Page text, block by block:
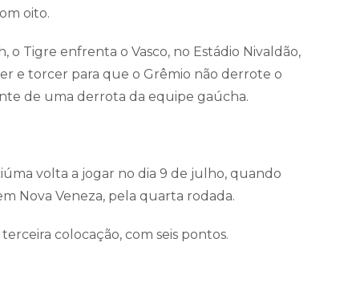
oito.
o Tigre enfrenta o Vasco, no Estádio Nivaldão,
e torcer para que o Grêmio não derrote o
de uma derrota da equipe gaúcha.
volta a jogar no dia 9 de julho, quando
Nova Veneza, pela quarta rodada.
colocação, com seis pontos.